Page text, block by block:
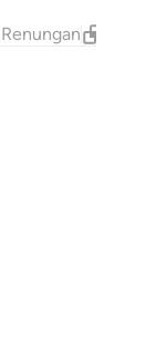
Renungan